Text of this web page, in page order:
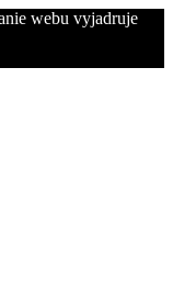
webu vyjadruje